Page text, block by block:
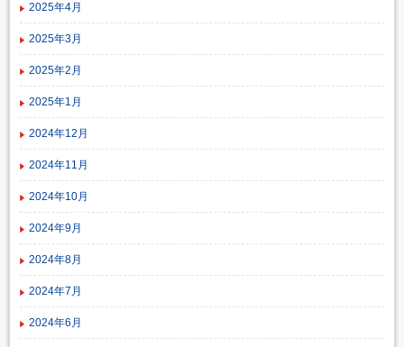
2025年4月
2025年3月
2025年2月
2025年1月
2024年12月
2024年11月
2024年10月
2024年9月
2024年8月
2024年7月
2024年6月